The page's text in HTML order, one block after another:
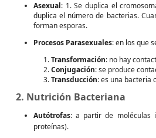
Asexual: 1. Se duplica el
duplica el número de bacterias.
forman esporas.
Procesos Parasexuales: en los que
Transformación: no hay
Conjugación: se produce
Transducción: es una bacteria
2. Nutrición Bacteriana
Autótrofas: a partir de moléculas
proteínas).